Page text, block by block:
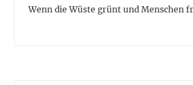
Wenn die Wüste grünt und Menschen